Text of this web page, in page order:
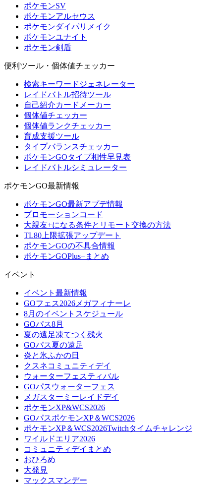
ポケモンSV
ポケモンアルセウス
ポケモンダイパリメイク
ポケモンユナイト
ポケモン剣盾
便利ツール・個体値チェッカー
検索キーワードジェネレーター
レイドバトル招待ツール
自己紹介カードメーカー
個体値チェッカー
個体値ランクチェッカー
育成支援ツール
タイプバランスチェッカー
ポケモンGOタイプ相性早見表
レイドバトルシミュレーター
ポケモンGO最新情報
ポケモンGO最新アプデ情報
プロモーションコード
大親友+になる条件とリモート交換の方法
TL80上限拡張アップデート
ポケモンGOの不具合情報
ポケモンGOPlus+まとめ
イベント
イベント最新情報
GOフェス2026メガフィナーレ
8月のイベントスケジュール
GOパス8月
夏の遠足凍てつく残火
GOパス夏の遠足
炎と氷ふかの日
クスネコミュニティデイ
ウォーターフェスティバル
GOパスウォーターフェス
メガスターミーレイドデイ
ポケモンXP&WCS2026
GOパスポケモンXP＆WCS2026
ポケモンXP＆WCS2026Twitchタイムチャレンジ
ワイルドエリア2026
コミュニティデイまとめ
おひろめ
大発見
マックスマンデー